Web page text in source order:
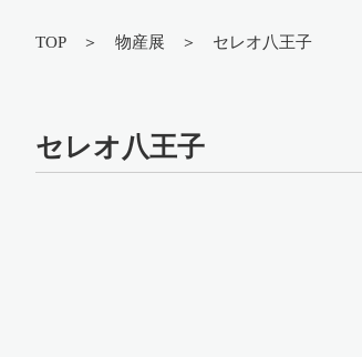
TOP 物産展 セレオ八王子
セレオ八王子